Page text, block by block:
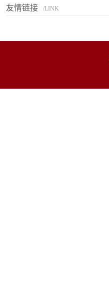
友情链接 /LINK